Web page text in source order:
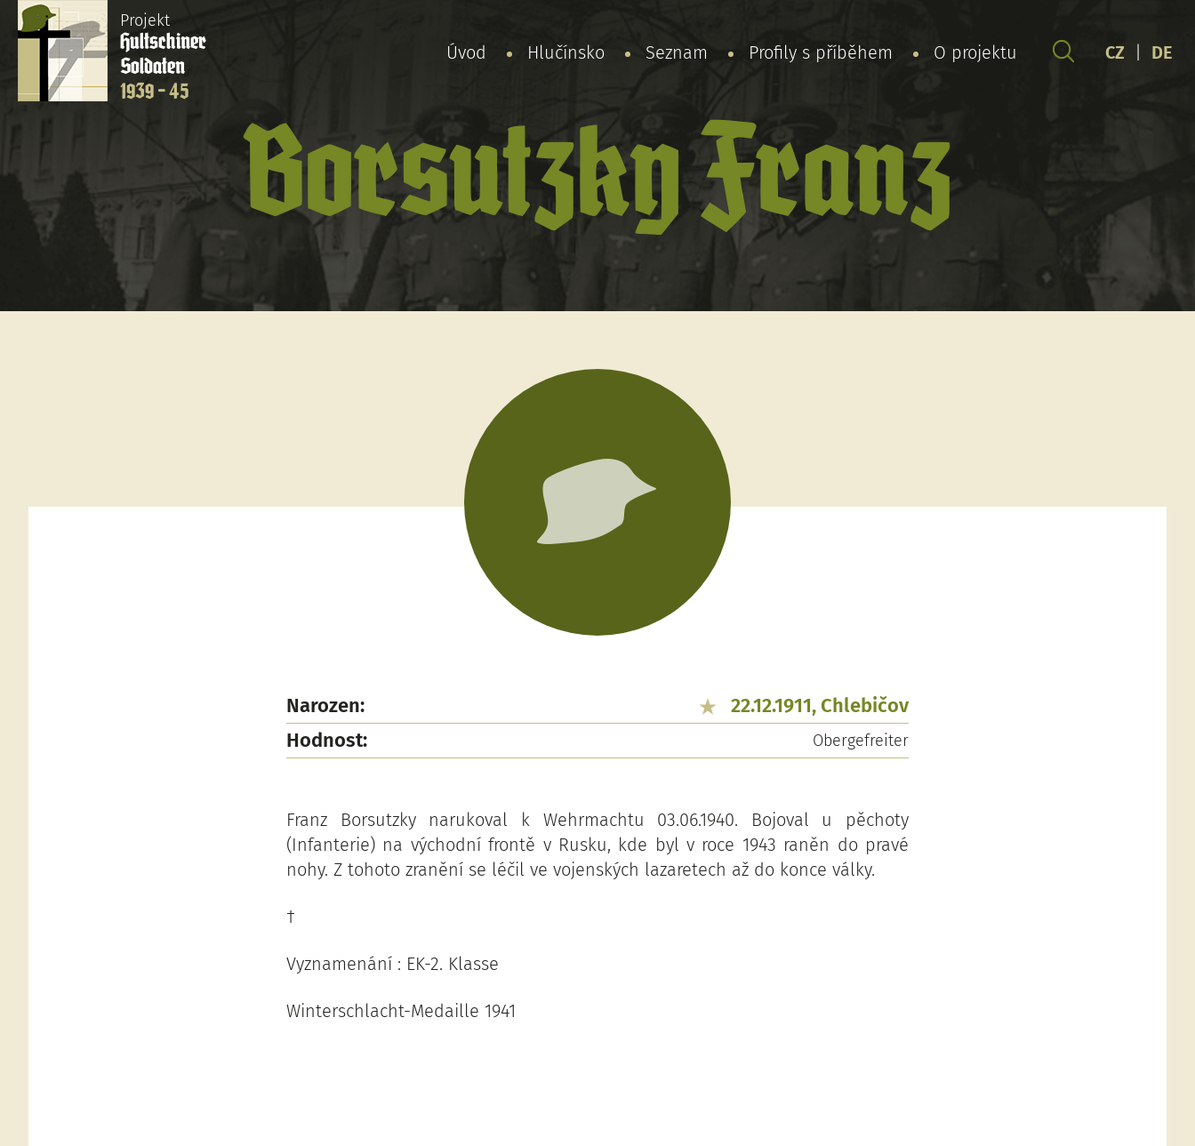
Projekt
Hultschiner
Soldaten
1939 - 45
Úvod Hlučínsko Seznam Profily s příběhem O projektu CZ DE
Borsutzky Franz
Narozen:
22.12.1911, Chlebičov
Hodnost:
Obergefreiter
Franz Borsutzky narukoval k Wehrmachtu 03.06.1940. Bojoval u pěchoty
(Infanterie) na východní frontě v Rusku, kde byl v roce 1943 raněn do pravé
nohy. Z tohoto zranění se léčil ve vojenských lazaretech až do konce války.
†
Vyznamenání : EK-2. Klasse
Winterschlacht-Medaille 1941